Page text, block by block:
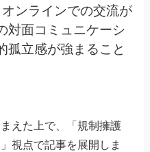
オンラインでの交流が
対面コミュニケーシ
孤立感が強まること
えた上で、「規制擁護
視点で記事を展開しま